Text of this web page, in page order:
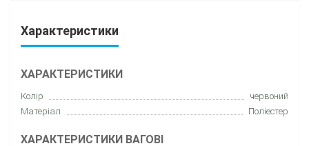
Характеристики
ХАРАКТЕРИСТИКИ
Колір
червоний
Матеріал
Поліестер
ХАРАКТЕРИСТИКИ ВАГОВІ